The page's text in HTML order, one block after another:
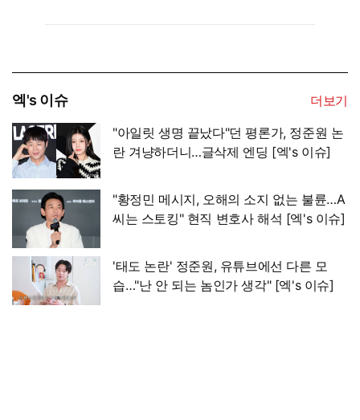
엑's 이슈
더보기
"아일릿 생명 끝났다"던 평론가, 정준원 논
란 겨냥하더니…글삭제 엔딩 [엑's 이슈]
"황정민 메시지, 오해의 소지 없는 불륜…A
씨는 스토킹" 현직 변호사 해석 [엑's 이슈]
'태도 논란' 정준원, 유튜브에선 다른 모
습…"난 안 되는 놈인가 생각" [엑's 이슈]